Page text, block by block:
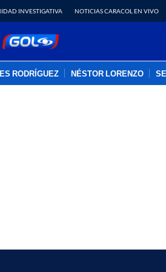
INVESTIGATIVA NOTICIAS CARACOL EN VIVO
RODRÍGUEZ NÉSTOR LORENZO